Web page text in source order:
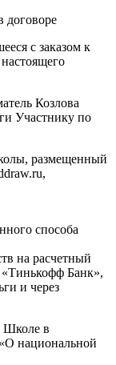
договоре
с заказом к
Козлова
Участнику по
размещенный
способа
на расчетный
Банк»,
и через
Школе в
национальной